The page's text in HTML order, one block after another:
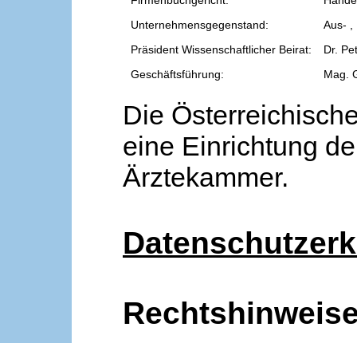
Unternehmensgegenstand:
Aus- ,
Präsident Wissenschaftlicher Beirat:
Dr.
Geschäftsführung:
Mag.
Die
eine Einrichtung
Ärztekammer.